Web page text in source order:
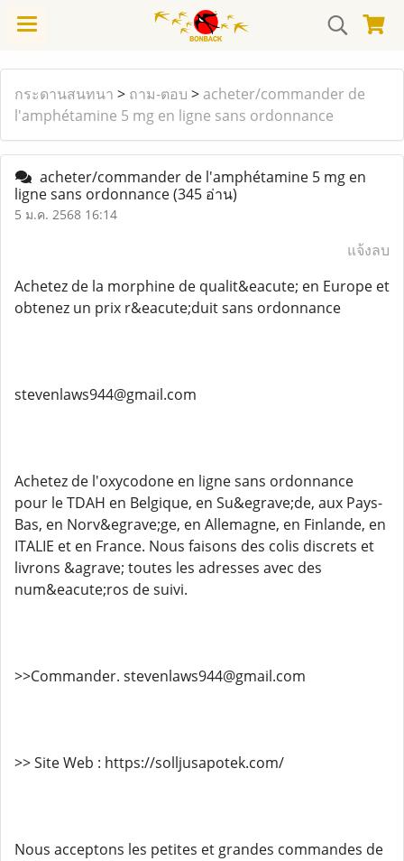
กระดานสนทนา > ถาม-ตอบ > acheter/commander de
l'amphétamine 5 mg en ligne sans ordonnance
acheter/commander de l'amphétamine 5 mg en
ligne sans ordonnance(345 อ่าน)
5 ม.ค. 2568 16:14
แจ้งลบ
Achetez de la morphine de qualit&eacute; en Europe et
obtenez un prix r&eacute;duit sans ordonnance
stevenlaws944@gmail.com
Achetez de l'oxycodone en ligne sans ordonnance
pour le TDAH en Belgique, en Su&egrave;de, aux Pays-
Bas, en Norv&egrave;ge, en Allemagne, en Finlande, en
ITALIE et en France. Nous faisons des colis discrets et
livrons &agrave; toutes les adresses avec des
num&eacute;ros de suivi.
>>Commander. stevenlaws944@gmail.com
>> Site Web : https://solljusapotek.com/
Nous acceptons les petites et grandes commandes de